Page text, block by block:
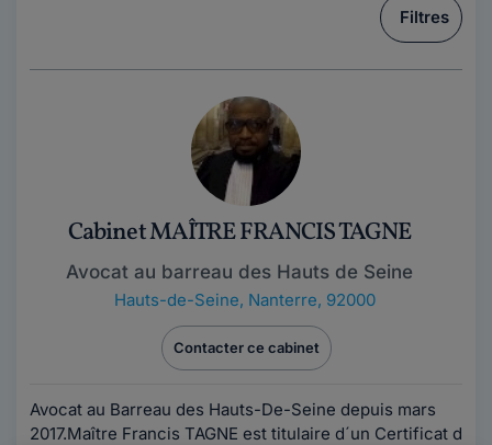
Filtres
Cabinet MAÎTRE FRANCIS TAGNE
Avocat au barreau des Hauts de Seine
Hauts-de-Seine, Nanterre, 92000
Contacter ce cabinet
Avocat au Barreau des Hauts-De-Seine depuis mars
2017.Maître Francis TAGNE est titulaire d´un Certificat d